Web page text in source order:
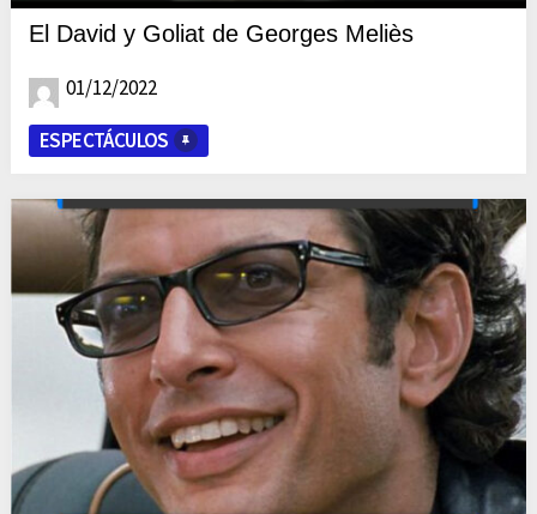
El David y Goliat de Georges Meliès
01/12/2022
ESPECTÁCULOS